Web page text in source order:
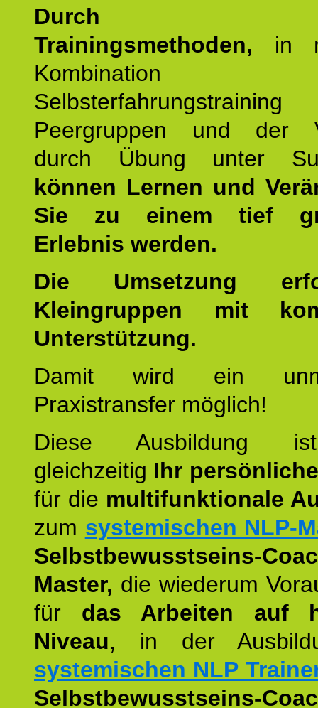
Durch
Trainingsmethoden, in
Peergruppen und der
durch Übung unter
können Lernen und
Sie zu einem tief
Erlebnis werden.
Die Umsetzung
Kleingruppen mit
Unterstützung.
Damit wird ein
Praxistransfer möglich!
Diese Ausbildung
gleichzeitig Ihr
für die multifunktionale
zum systemischen NLP-
Selbstbewusstseins-
Master, die wiederum
für das Arbeiten auf
Niveau, in der
systemischen NLP
Selbstbewusstseins-